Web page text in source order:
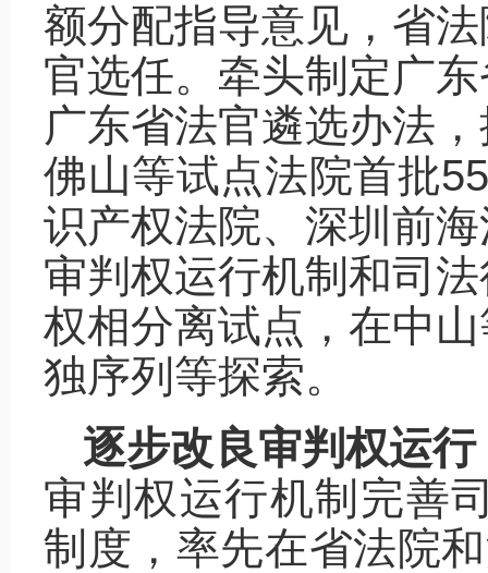
额分配指导意见，省
官选任。牵头制定广
广东省法官遴选办法
佛山等试点法院首批
识产权法院、深圳前
审判权运行机制和司
权相分离试点，在中
独序列等探索。
逐步改良审判权运
审判权运行机制完善
制度，率先在省法院